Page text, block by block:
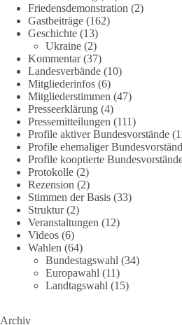
point_righthttps://diebasis-he.de/
2026/point_left
🟩🟩🟦🟦🟥🟥🟧🟧
Quelle:#section-6092974"
rel="noreferrer">https://www.bmvg.de/
nte-strategische-ausrichtung#section
#dieBasis #Umfrage #Verteidigung
659 669 26
DieBasis
2 Tage(n) zuvor
💧 Wasser ist kein globales Experiment
Mariana Mazzucato ist Beraterin und
Friedensdemonstration (2)
Gastbeiträge (162)
Geschichte (13)
Ukraine (2)
Kommentar(37)
Landesverbände (10)
Mitgliederinfos (6)
Mitgliederstimmen (47)
Presseerklärung (4)
Pressemitteilungen (111)
Profile aktiver Bundesvorstände
Profile ehemaliger
Profile kooptierte
Protokolle (2)
Rezension (2)
Stimmen der Basis (33)
Struktur(2)
Veranstaltungen (12)
Videos (6)
Wahlen (64)
Bundestagswahl (34)
Europawahl (11)
Landtagswahl (15)
Archiv